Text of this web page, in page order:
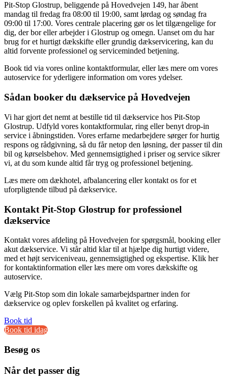
Pit-Stop Glostrup, beliggende på Hovedvejen 149, har åbent
mandag til fredag fra 08:00 til 19:00, samt lørdag og søndag fra
09:00 til 17:00. Vores centrale placering gør os let tilgængelige for
dig, der bor eller arbejder i Glostrup og omegn. Uanset om du har
brug for et hurtigt dækskifte eller grundig dækservicering, kan du
altid forvente professionel og serviceminded betjening.
Book tid via vores online kontaktformular, eller læs mere om vores
autoservice for yderligere information om vores ydelser.
Sådan booker du dækservice på Hovedvejen
Vi har gjort det nemt at bestille tid til dækservice hos Pit-Stop
Glostrup. Udfyld vores kontaktformular, ring eller benyt drop-in
service i åbningstiden. Vores erfarne medarbejdere sørger for hurtig
respons og rådgivning, så du får netop den løsning, der passer til din
bil og kørselsbehov. Med gennemsigtighed i priser og service sikrer
vi, at du som kunde altid får tryg og professionel betjening.
Læs mere om dækhotel, afbalancering eller kontakt os for et
uforpligtende tilbud på dækservice.
Kontakt Pit-Stop Glostrup for professionel
dækservice
Kontakt vores afdeling på Hovedvejen for spørgsmål, booking eller
akut dækservice. Vi står altid klar til at hjælpe dig hurtigt videre,
med et højt serviceniveau, gennemsigtighed og ekspertise. Klik her
for kontaktinformation eller læs mere om vores dækskifte og
autoservice.
Vælg Pit-Stop som din lokale samarbejdspartner inden for
dækservice og oplev forskellen på kvalitet og erfaring.
Book tid
Book tid idag
Besøg os
Når det passer dig